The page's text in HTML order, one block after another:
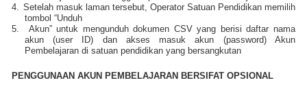
4. Setelah masuk laman tersebut, Operator Satuan Pendidikan memilih
tombol “Unduh
5.
Akun” untuk mengunduh dokumen CSV yang berisi daftar nama
akun (user ID) dan akses masuk akun (password) Akun
Pembelajaran di satuan pendidikan yang bersangkutan
PENGGUNAAN AKUN PEMBELAJARAN BERSIFAT OPSIONAL